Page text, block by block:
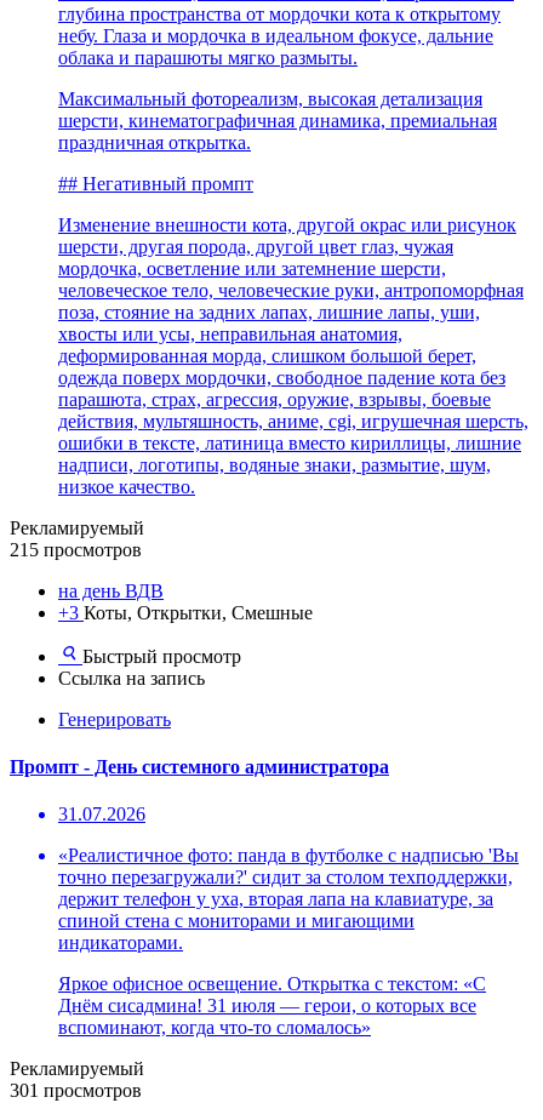
глубина пространства от мордочки кота к открытому
небу. Глаза и мордочка в идеальном фокусе, дальние
облака и парашюты мягко размыты.
Максимальный фотореализм, высокая детализация
шерсти, кинематографичная динамика, премиальная
праздничная открытка.
## Негативный промпт
Изменение внешности кота, другой окрас или рисунок
шерсти, другая порода, другой цвет глаз, чужая
мордочка, осветление или затемнение шерсти,
человеческое тело, человеческие руки, антропоморфная
поза, стояние на задних лапах, лишние лапы, уши,
хвосты или усы, неправильная анатомия,
деформированная морда, слишком большой берет,
одежда поверх мордочки, свободное падение кота без
парашюта, страх, агрессия, оружие, взрывы, боевые
действия, мультяшность, аниме, cgi, игрушечная шерсть,
ошибки в тексте, латиница вместо кириллицы, лишние
надписи, логотипы, водяные знаки, размытие, шум,
низкое качество.
Рекламируемый
215 просмотров
на день ВДВ
+3 Коты, Открытки, Смешные
Быстрый просмотр
Ссылка на запись
Генерировать
Промпт - День системного администратора
31.07.2026
«Реалистичное фото: панда в футболке с надписью 'Вы
точно перезагружали?' сидит за столом техподдержки,
держит телефон у уха, вторая лапа на клавиатуре, за
спиной стена с мониторами и мигающими
индикаторами.
Яркое офисное освещение. Открытка с текстом: «С
Днём сисадмина! 31 июля — герои, о которых все
вспоминают, когда что-то сломалось»
Рекламируемый
301 просмотров